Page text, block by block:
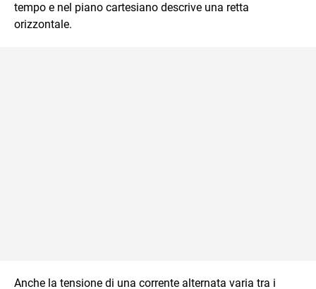
tempo e nel piano cartesiano descrive una retta
orizzontale.
Anche la tensione di una corrente alternata varia tra i